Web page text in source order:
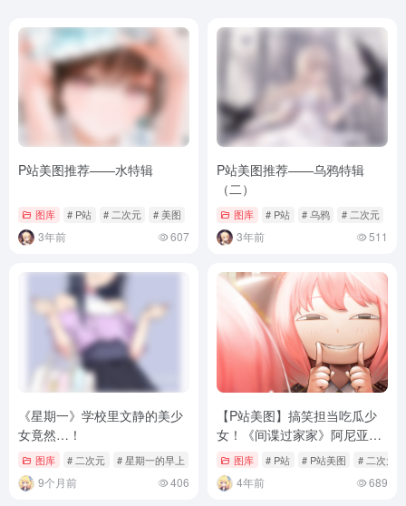
P站美图推荐——水特辑
图库 # P站 # 二次元 # 美图
3年前 607
P站美图推荐——乌鸦特辑
（二）
图库 # P站 # 乌鸦 # 二次元
3年前 511
《星期一》学校里文静的美少
女竟然…！
图库 # 二次元 # 星期一的早上
9个月前 406
【P站美图】搞笑担当吃瓜少
女！《间谍过家家》阿尼亚壁
纸特辑
图库 # P站 # P站美图 # 二次元
4年前 689